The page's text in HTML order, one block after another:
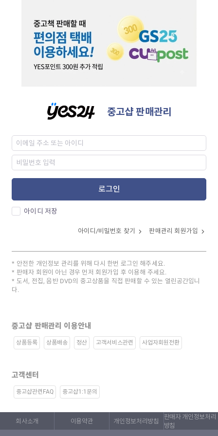
중고샵 판매관리
로그인
아이디 저장
아이디/비밀번호 찾기 판매관리 회원가입
안전한 개인정보 관리를 위해 다시 한번 로그인 해주세요.
판매자 회원이 아닌 경우 먼저 회원가입 후 이용해 주세요.
도서, 전집, 음반 DVD의 중고상품을 직접 판매할 수 있는 열린공간입니
다.
중고샵 판매관리 이용안내
상품등록 상품배송 정산 고객서비스관련 사업자회원전환
고객센터
중고샵관련FAQ 중고샵1:1문의
회사소개 이용약관 개인정보처리방침
판매자 개인정보처리
방침